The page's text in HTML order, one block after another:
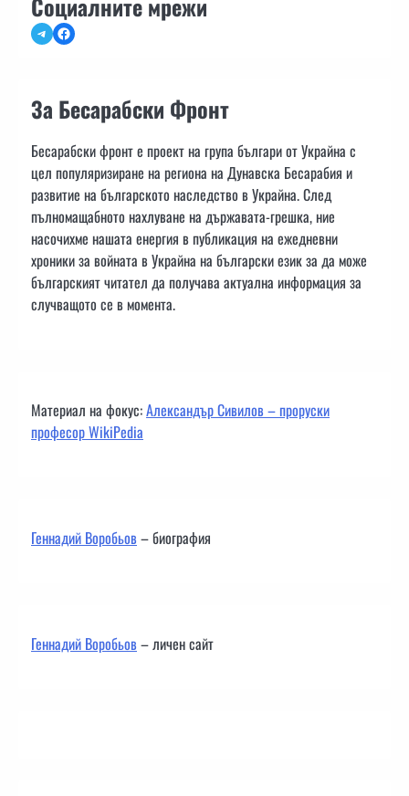
TelegramFacebook
За Бесарабски Фронт
Бесарабски фронт е проект на група българи от Украйна с
цел популяризиране на региона на Дунавска Бесарабия и
развитие на българското наследство в Украйна. След
пълномащабното нахлуване на държавата-грешка, ние
насочихме нашата енергия в публикация на ежедневни
хроники за войната в Украйна на български език за да може
българският читател да получава актуална информация за
случващото се в момента.
Материал на фокус:Александър Сивилов – проруски
професор WikiPedia
Геннадий Воробьов– биография
Геннадий Воробьов– личен сайт